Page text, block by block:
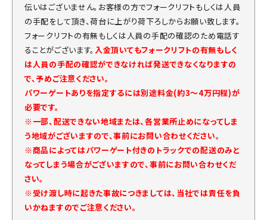
伝いはございません。お客様の方でフォークリフトもしくは人員
の手配をして頂き、荷台に上がり荷下ろしからお願い致します。
フォークリフトの有無もしくは人員の手配の確認のため電話す
ることがございます。 入金頂いてもフォークリフトの有無もしく
は人員の手配の確認ができなければ発送できなくなりますの
で、予めご注意ください。
パワーゲートありを指定するには別途料金(約3～4万円程)が
必要です。
※一部、配送できない地域または、各営業所止めになってしま
う地域がございますので、事前にお問い合わせください。
※商品によってはパワーゲート付きのトラックでの配送のみと
なってしまう場合がございますので、事前にお問い合わせくだ
さい。
※受け渡し時に起きた事故につきましては、当社では責任を負
いかねますのでご注意ください。